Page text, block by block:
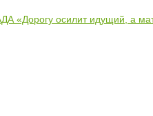
осилит идущий, а